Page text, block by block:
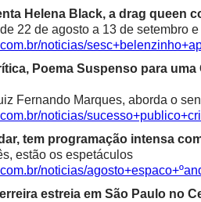
Helena Black, a drag queen
22 de agosto a 13 de setembro
noticias/
Poema Suspenso para
Fernando Marques, aborda o
noticias/
tem programação intensa
estão os espetáculos
noticias/
estreia em São Paulo no